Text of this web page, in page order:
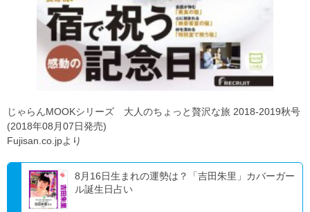
じゃらんMOOKシリーズ 大人のちょっと贅沢な旅 2018-2019秋号
(2018年08月07日発売)
Fujisan.co.jpより
8月16日生まれの運勢は？「吉田朱里」カバーガー
ル誕生日占い